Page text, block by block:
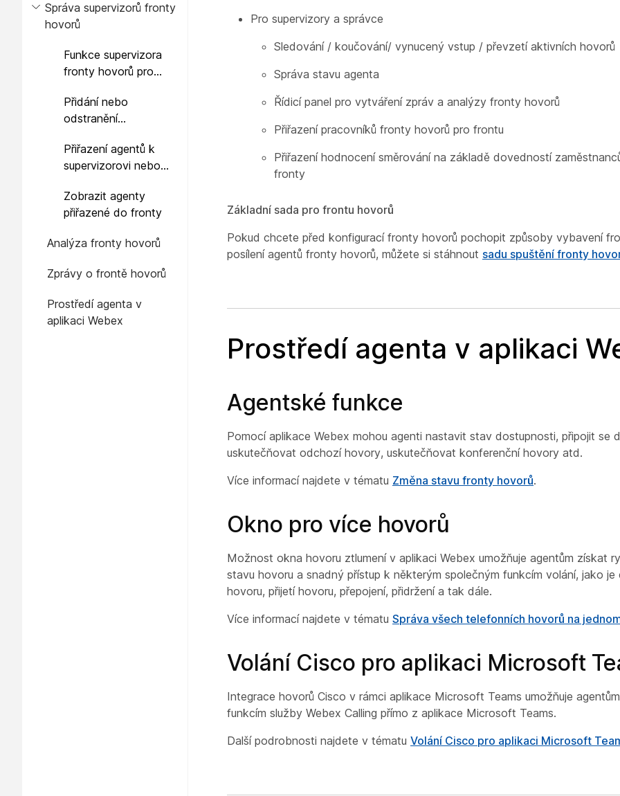
Správa supervizorů fronty
hovorů
Funkce supervizora
fronty hovorů pro
Přidání nebo
odstranění
Přiřazení agentů k
supervizorovi nebo
Zobrazit agenty
přiřazené do fronty
Analýza fronty hovorů
Zprávy o frontě hovorů
Prostředí agenta v
aplikaci Webex
Pro supervizory a správce
Sledování / koučování/ vynucený vstup / převzetí aktivních hovorů
Správa stavu agenta
Řídicí panel pro vytváření zpráv a analýzy fronty hovorů
Přiřazení pracovníků fronty hovorů pro frontu
Přiřazení hodnocení směrování na základě dovedností
fronty
Základní sada pro frontu hovorů
Pokud chcete před konfigurací fronty hovorů pochopit způsoby vybavení
posílení agentů fronty hovorů, můžete si stáhnout sadu spuštění fronty
Prostředí agenta v aplikaci
Agentské funkce
Pomocí aplikace Webex mohou agenti nastavit stav dostupnosti, připojit se
uskutečňovat odchozí hovory, uskutečňovat konferenční hovory atd.
Více informací najdete v tématu Změna stavu fronty hovorů.
Okno pro více hovorů
Možnost okna hovoru ztlumení v aplikaci Webex umožňuje agentům získat
stavu hovoru a snadný přístup k některým společným funkcím volání, jako je
hovoru, přijetí hovoru, přepojení, přidržení a tak dále.
Více informací najdete v tématu Správa všech telefonních hovorů na
Volání Cisco pro aplikaci Microsoft
Integrace hovorů Cisco v rámci aplikace Microsoft Teams umožňuje
funkcím služby Webex Calling přímo z aplikace Microsoft Teams.
Další podrobnosti najdete v tématu Volání Cisco pro aplikaci Microsoft